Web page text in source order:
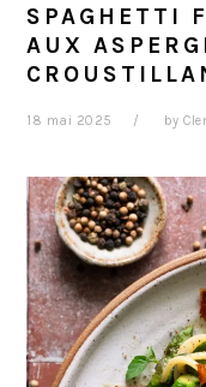
SPAGHETTI
AUX
18 mai 2025 by